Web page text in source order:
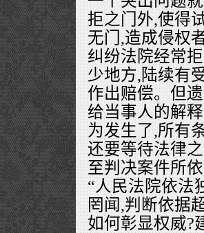
拒之门外,使得
无门,造成侵权
纠纷法院经常
少地方,陆续有
作出赔偿。但
给当事人的解
为发生了,所有
还要等待法律
至判决案件所
“人民法院依法
罔闻,判断依据
如何彰显权威?